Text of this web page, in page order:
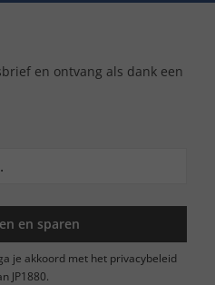
en ontvang als dank een
en sparen
je akkoord met het privacybeleid
JP1880.